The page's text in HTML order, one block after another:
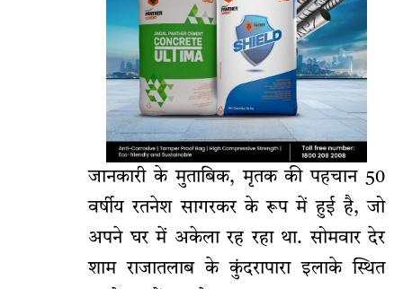
जानकारी के मुताबिक, मृतक की पहचान 50
वर्षीय रतनेश सागरकर के रूप में हुई है, जो
अपने घर में अकेला रह रहा था. सोमवार देर
शाम राजातलाब के कुंदरापारा इलाके स्थित